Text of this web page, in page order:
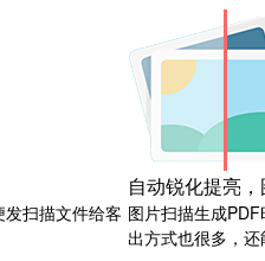
扫描文件给客
自动锐化提亮
图片扫描生成
出方式也很多，